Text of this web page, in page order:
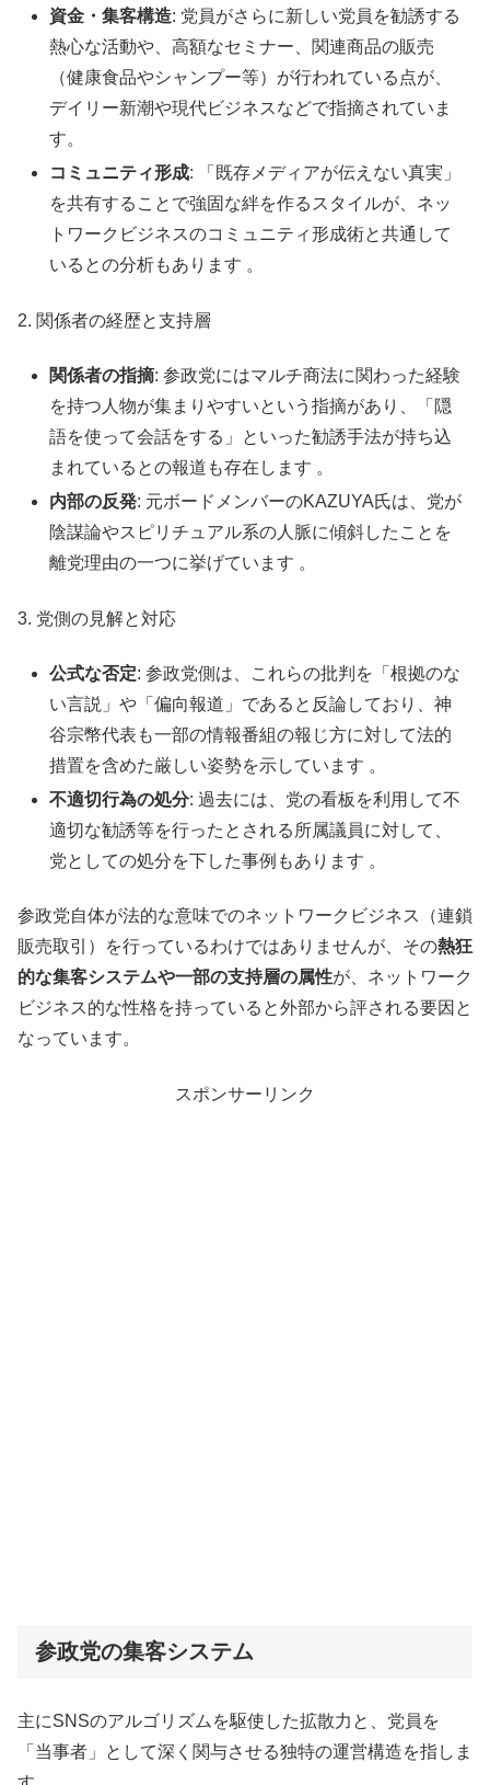
資金・集客構造: 党員がさらに新しい党員を勧誘する
熱心な活動や、高額なセミナー、関連商品の販売
（健康食品やシャンプー等）が行われている点が、
デイリー新潮や現代ビジネスなどで指摘されていま
す。
コミュニティ形成: 「既存メディアが伝えない真実」
を共有することで強固な絆を作るスタイルが、ネッ
トワークビジネスのコミュニティ形成術と共通して
いるとの分析もあります 。
2. 関係者の経歴と支持層
関係者の指摘: 参政党にはマルチ商法に関わった経験
を持つ人物が集まりやすいという指摘があり、「隠
語を使って会話をする」といった勧誘手法が持ち込
まれているとの報道も存在します 。
内部の反発: 元ボードメンバーのKAZUYA氏は、党が
陰謀論やスピリチュアル系の人脈に傾斜したことを
離党理由の一つに挙げています 。
3. 党側の見解と対応
公式な否定: 参政党側は、これらの批判を「根拠のな
い言説」や「偏向報道」であると反論しており、神
谷宗幣代表も一部の情報番組の報じ方に対して法的
措置を含めた厳しい姿勢を示しています 。
不適切行為の処分: 過去には、党の看板を利用して不
適切な勧誘等を行ったとされる所属議員に対して、
党としての処分を下した事例もあります 。
参政党自体が法的な意味でのネットワークビジネス（連鎖
販売取引）を行っているわけではありませんが、その熱狂
的な集客システムや一部の支持層の属性が、ネットワーク
ビジネス的な性格を持っていると外部から評される要因と
なっています。
スポンサーリンク
参政党の集客システム
主にSNSのアルゴリズムを駆使した拡散力と、党員を
「当事者」として深く関与させる独特の運営構造を指しま